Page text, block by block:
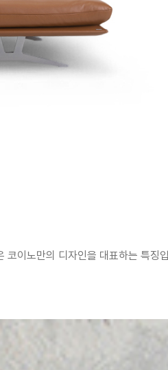
이노만의 디자인을 대표하는 특징